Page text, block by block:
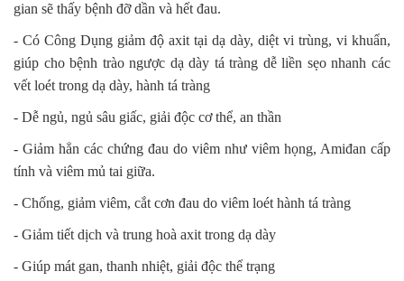
gian sẽ thấy bệnh đỡ dần và hết đau.
- Có Công Dụng giảm độ axit tại dạ dày, diệt vi trùng, vi khuẩn,
giúp cho bệnh trào ngược dạ dày tá tràng dễ liền sẹo nhanh các
vết loét trong dạ dày, hành tá tràng
- Dễ ngủ, ngủ sâu giấc, giải độc cơ thể, an thần
- Giảm hẳn các chứng đau do viêm như viêm họng, Amiđan cấp
tính và viêm mủ tai giữa.
- Chống, giảm viêm, cắt cơn đau do viêm loét hành tá tràng
- Giảm tiết dịch và trung hoà axit trong dạ dày
- Giúp mát gan, thanh nhiệt, giải độc thể trạng